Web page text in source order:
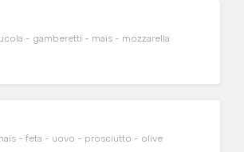
- gamberetti - mais - mozzarella
- feta - uovo - prosciutto - olive